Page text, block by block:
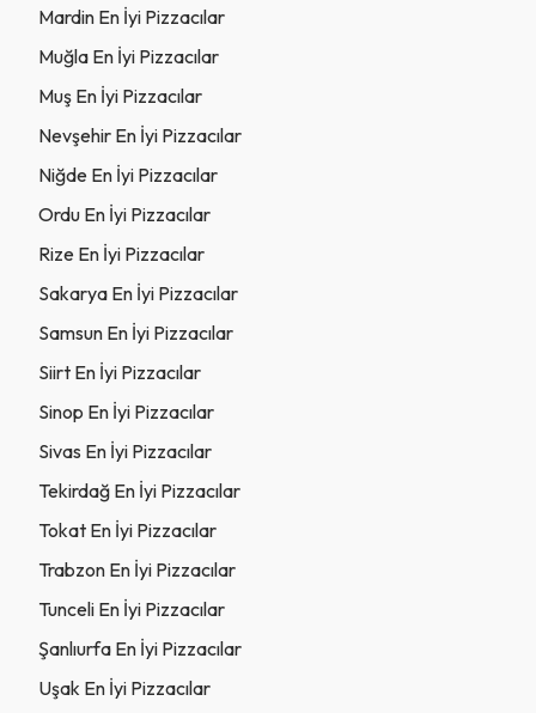
Mardin En İyi Pizzacılar
Muğla En İyi Pizzacılar
Muş En İyi Pizzacılar
Nevşehir En İyi Pizzacılar
Niğde En İyi Pizzacılar
Ordu En İyi Pizzacılar
Rize En İyi Pizzacılar
Sakarya En İyi Pizzacılar
Samsun En İyi Pizzacılar
Siirt En İyi Pizzacılar
Sinop En İyi Pizzacılar
Sivas En İyi Pizzacılar
Tekirdağ En İyi Pizzacılar
Tokat En İyi Pizzacılar
Trabzon En İyi Pizzacılar
Tunceli En İyi Pizzacılar
Şanlıurfa En İyi Pizzacılar
Uşak En İyi Pizzacılar